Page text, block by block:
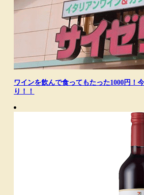
ワインを飲んで食ってもたった1000円！
り！！